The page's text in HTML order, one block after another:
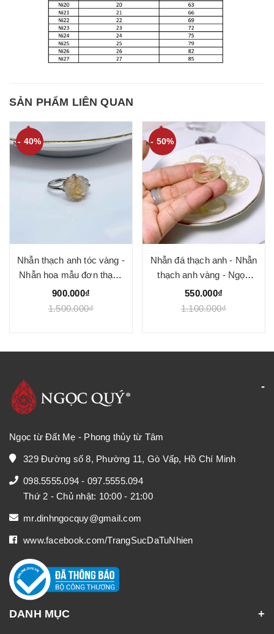
SẢN PHẨM LIÊN QUAN
- 40%
Nhẫn thạch anh tóc vàng -
Nhẫn hoa mẫu đơn thạch
anh tóc vàng - Ngọc Quý
900.000₫
1.500.000₫
- 50%
Nhẫn đá thạch anh - Nhẫn
thạch anh vàng - Ngọc
Quý
550.000₫
1.100.000₫
Ngọc từ Đất Mẹ - Phong thủy từ Tâm
329 Đường số 8, Phường 11, Gò Vấp, Hồ Chí Minh
098.5555.094 - 097.5555.094
Thứ 2 - Chủ nhật: 10:00 - 21:00
mr.dinhngocquy@gmail.com
www.facebook.com/TrangSucDaTuNhien
DANH MỤC